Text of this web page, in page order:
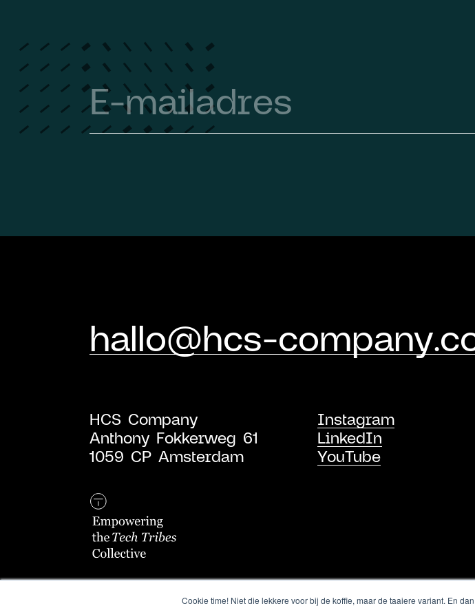
Cookie time! Niet die lekkere voor bij de koffie, maar de taaiere variant. En
Email
(Required)
hallo@hcs-
HCS Company
Anthony Fokkerweg 61
1059 CP Amsterdam
Instagram
LinkedIn
YouTube